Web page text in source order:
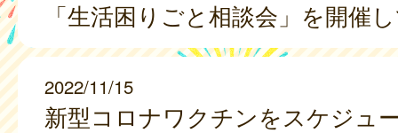
「生活困りごと相談会」を開催
2022/11/15
新型コロナワクチンをスケジュ